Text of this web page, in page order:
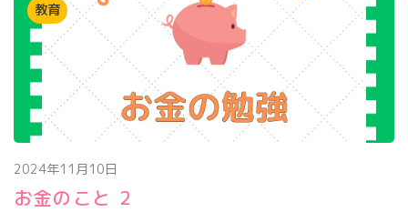
教育
2024年11月10日
お金のこと 2